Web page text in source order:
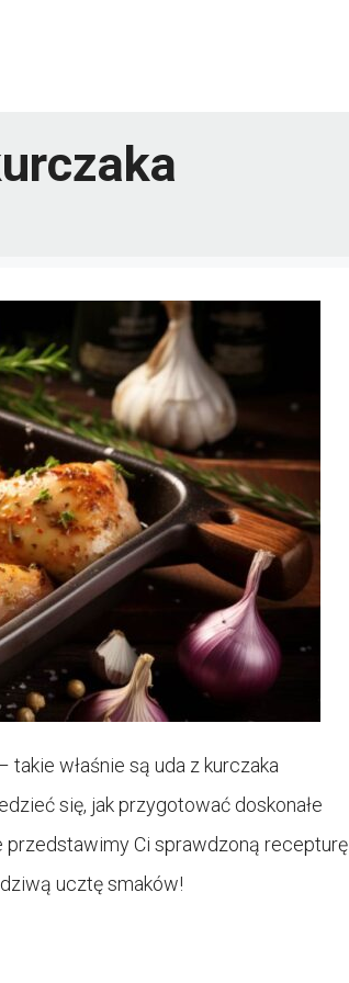
właśnie są uda z kurczaka
się, jak przygotować doskonałe
przedstawimy Ci sprawdzoną recepturę
ucztę smaków!